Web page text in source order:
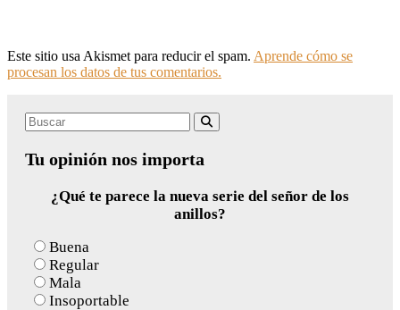
Este sitio usa Akismet para reducir el spam. Aprende cómo se
procesan los datos de tus comentarios.
Search
Tu opinión nos importa
¿Qué te parece la nueva serie del señor de los
anillos?
Buena
Regular
Mala
Insoportable